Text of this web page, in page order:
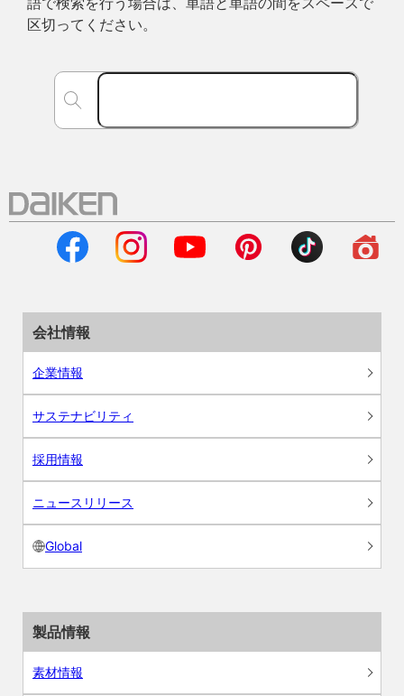
区切ってください。
会社情報
企業情報
サステナビリティ
採用情報
ニュースリリース
Global
製品情報
素材情報